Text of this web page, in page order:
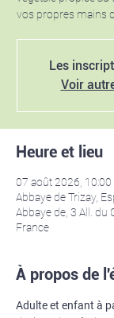
vos propres mains
Les
Voir
Heure et lieu
07 août 2026, 10:00
Abbaye de Trizay,
Abbaye de, 3 All. du
France
À propos de
Adulte et enfant à